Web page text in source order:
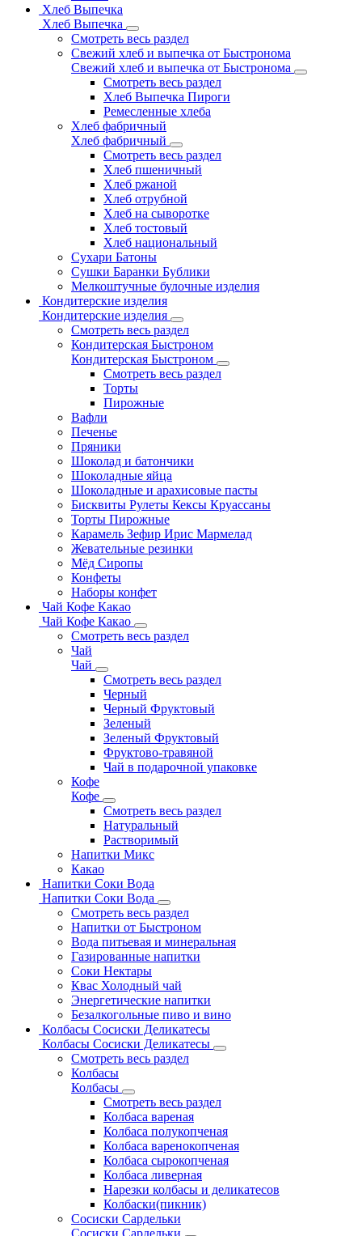
Хлеб Выпечка
Хлеб Выпечка
Смотреть весь раздел
Свежий хлеб и выпечка от Быстронома
Свежий хлеб и выпечка от Быстронома
Смотреть весь раздел
Хлеб Выпечка Пироги
Ремесленные хлеба
Хлеб фабричный
Хлеб фабричный
Смотреть весь раздел
Хлеб пшеничный
Хлеб ржаной
Хлеб отрубной
Хлеб на сыворотке
Хлеб тостовый
Хлеб национальный
Сухари Батоны
Сушки Баранки Бублики
Мелкоштучные булочные изделия
Кондитерские изделия
Кондитерские изделия
Смотреть весь раздел
Кондитерская Быстроном
Кондитерская Быстроном
Смотреть весь раздел
Торты
Пирожные
Вафли
Печенье
Пряники
Шоколад и батончики
Шоколадные яйца
Шоколадные и арахисовые пасты
Бисквиты Рулеты Кексы Круассаны
Торты Пирожные
Карамель Зефир Ирис Мармелад
Жевательные резинки
Мёд Сиропы
Конфеты
Наборы конфет
Чай Кофе Какао
Чай Кофе Какао
Смотреть весь раздел
Чай
Чай
Смотреть весь раздел
Черный
Черный Фруктовый
Зеленый
Зеленый Фруктовый
Фруктово-травяной
Чай в подарочной упаковке
Кофе
Кофе
Смотреть весь раздел
Натуральный
Растворимый
Напитки Микс
Какао
Напитки Соки Вода
Напитки Соки Вода
Смотреть весь раздел
Напитки от Быстроном
Вода питьевая и минеральная
Газированные напитки
Соки Нектары
Квас Холодный чай
Энергетические напитки
Безалкогольные пиво и вино
Колбасы Сосиски Деликатесы
Колбасы Сосиски Деликатесы
Смотреть весь раздел
Колбасы
Колбасы
Смотреть весь раздел
Колбаса вареная
Колбаса полукопченая
Колбаса варенокопченая
Колбаса сырокопченая
Колбаса ливерная
Нарезки колбасы и деликатесов
Колбаски(пикник)
Сосиски Сардельки
Сосиски Сардельки